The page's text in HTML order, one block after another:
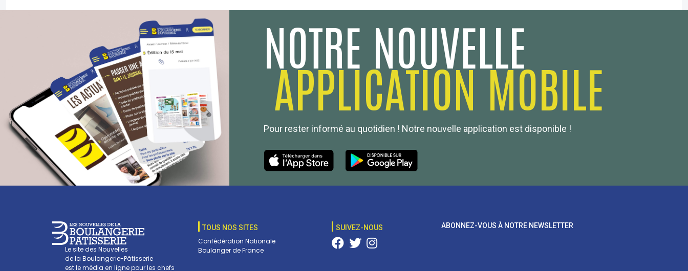
NOTRE NOUVELLE
APPLICATION MOBILE
Pour rester informé au quotidien ! Notre nouvelle application est disponible !
Le site des Nouvelles
de la Boulangerie-Pâtisserie
est le média en ligne pour les chefs
TOUS NOS SITES
Confédération Nationale
Boulanger de France
SUIVEZ-NOUS ABONNEZ-VOUS À NOTRE NEWSLETTER